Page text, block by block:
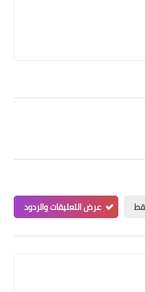
عرض التعليقات والردود